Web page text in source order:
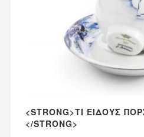
<STRONG>ΤΙ ΕΊΔΟΥΣ
</STRONG>